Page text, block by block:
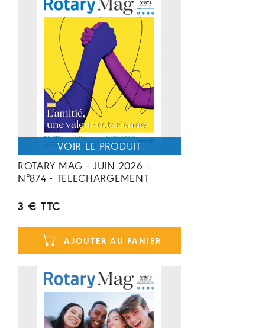
ROTARY MAG - JUIN 2026 -
N°874 - TELECHARGEMENT
3 € TTC
AJOUTER AU PANIER